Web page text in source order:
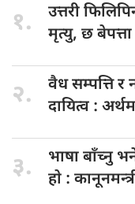
१. उत्तरी
मृत्यु, छ बेपत्ता
२. वैध सम्पत्तिर
दायित्व :
३. भाषा बाँच्नु
हाे :